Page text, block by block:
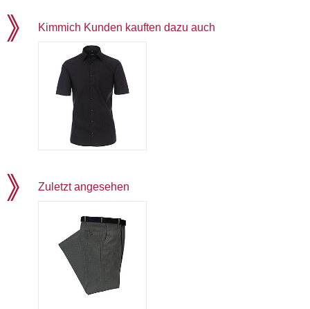
Kimmich Kunden kauften dazu auch
Zuletzt angesehen